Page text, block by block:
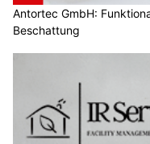
Antortec GmbH:
Beschattung